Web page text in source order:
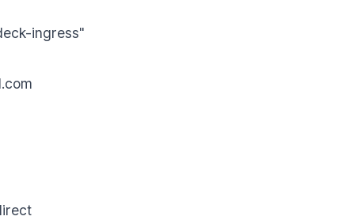
ingress"